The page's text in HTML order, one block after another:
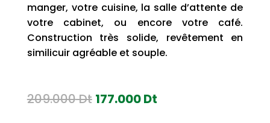
manger, votre cuisine, la salle d’attente de
votre cabinet, ou encore votre café.
Construction très solide, revêtement en
similicuir agréable et souple.
209.000Dt Le
177.000DtLe